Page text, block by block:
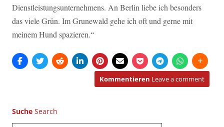
Dienstleistungsunternehmens. An Berlin liebe ich besonders
das viele Grün. Im Grunewald gehe ich oft und gerne mit
meinem Hund spazieren.“
Kommentieren Leave a comment
Suche